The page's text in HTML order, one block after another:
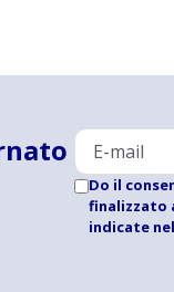
Do il
finalizzato
indicate